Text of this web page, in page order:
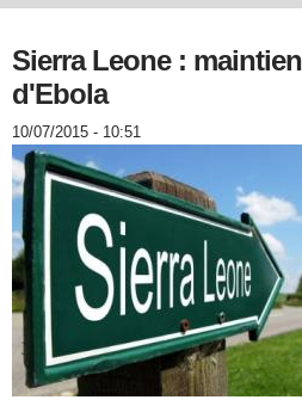
Sierra Leone :
d'Ebola
10/07/2015 - 10:51